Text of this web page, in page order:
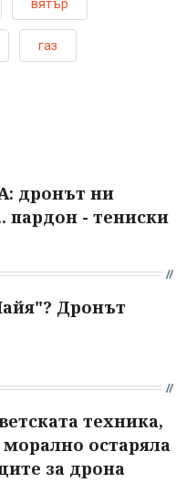
вятър
газ
дронът ни
пардон - тениски
Дронът
техника,
остаряла
за дрона